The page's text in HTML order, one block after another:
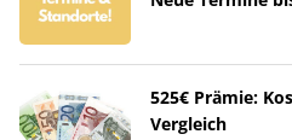
525€ Prämie:
Vergleich